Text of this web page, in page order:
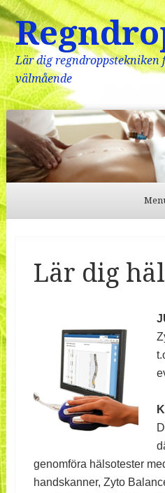
Lär dig regndroppstekniken
välmående
Skip to content
Lär dig
genomföra hälsotester
handskanner, Zyto